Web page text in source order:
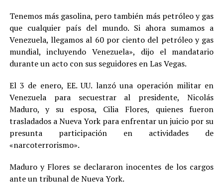
Tenemos más gasolina, pero también más petróleo y gas
que cualquier país del mundo. Si ahora sumamos a
Venezuela, llegamos al 60 por ciento del petróleo y gas
mundial, incluyendo Venezuela», dijo el mandatario
durante un acto con sus seguidores en Las Vegas.
El 3 de enero, EE. UU. lanzó una operación militar en
Venezuela para secuestrar al presidente, Nicolás
Maduro, y su esposa, Cilia Flores, quienes fueron
trasladados a Nueva York para enfrentar un juicio por su
presunta participación en actividades de
«narcoterrorismo».
Maduro y Flores se declararon inocentes de los cargos
ante un tribunal de Nueva York.